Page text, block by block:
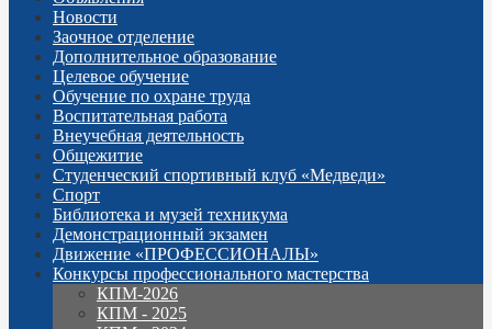
Новости
Заочное отделение
Дополнительное образование
Целевое обучение
Обучение по охране труда
Воспитательная работа
Внеучебная деятельность
Общежитие
Студенческий спортивный клуб «Медведи»
Спорт
Библиотека и музей техникума
Демонстрационный экзамен
Движение «ПРОФЕССИОНАЛЫ»
Конкурсы профессионального мастерства
КПМ-2026
КПМ - 2025